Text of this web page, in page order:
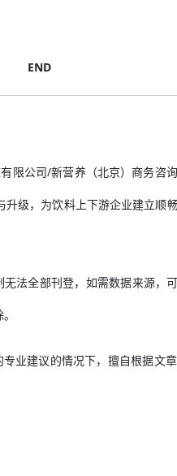
END
公司/新营养（北京）商务咨
级，为饮料上下游企业建立顺
法全部刊登，如需数据来源，
业建议的情况下，擅自根据文